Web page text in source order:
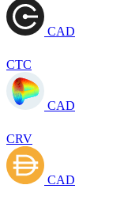
CAD
CTC
CAD
CRV
CAD